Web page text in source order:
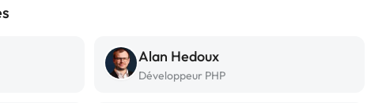
Alan Hedoux
Développeur PHP